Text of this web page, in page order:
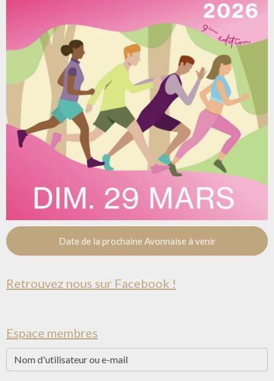
Date de la prochaine Avonnaise à venir
Retrouvez nous sur Facebook !
Espace membres